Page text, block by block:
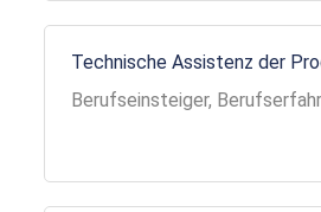
Technische Assistenz der
Berufseinsteiger,